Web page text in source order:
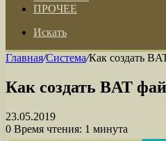
ПРОЧЕЕ
Искать
Главная/Система/Как создать
Как создать BAT
23.05.2019
0 Время чтения: 1 минута